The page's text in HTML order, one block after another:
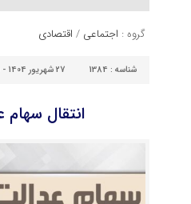
گروه : اجتماعی / اقتصادی
شناسه : 1384 27 شهریور 1404 - 11:55
انتقال سهام